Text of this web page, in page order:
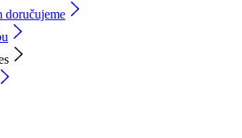
doručujeme